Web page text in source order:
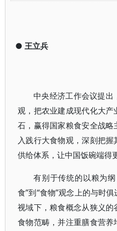
● 王立兵
中央经济工作会议提出
观，把农业建成现代化大
石，赢得国家粮食安全战
入践行大食物观，深刻把
供给体系，让中国饭碗端得
有别于传统的以粮为
食”到“食物”观念上的与时
视域下，粮食概念从狭义
食物范畴，并注重膳食营